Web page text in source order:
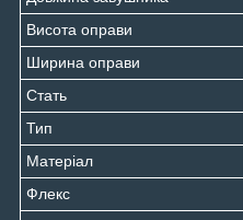
Висота оправи
Ширина оправи
Стать
Тип
Матеріал
Флекс